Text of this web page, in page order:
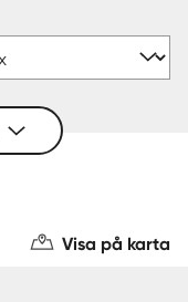
Visa på karta